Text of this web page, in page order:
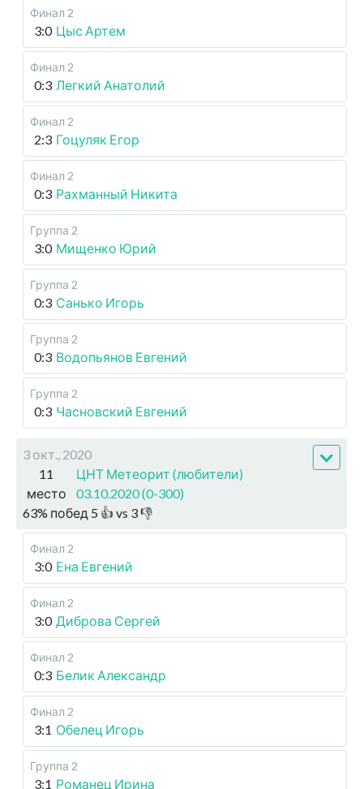
Финал 2
3:0 Цыс Артем
Финал 2
0:3 Легкий Анатолий
Финал 2
2:3 Гоцуляк Егор
Финал 2
0:3 Рахманный Никита
Группа 2
3:0 Мищенко Юрий
Группа 2
0:3 Санько Игорь
Группа 2
0:3 Водопьянов Евгений
Группа 2
0:3 Часновский Евгений
3 окт., 2020
11
место
ЦНТ Метеорит (любители)
03.10.2020 (0-300)
63% побед 5 👍 vs 3👎
Финал 2
3:0 Ена Евгений
Финал 2
3:0 Диброва Сергей
Финал 2
0:3 Белик Александр
Финал 2
3:1 Обелец Игорь
Группа 2
3:1 Романец Ирина